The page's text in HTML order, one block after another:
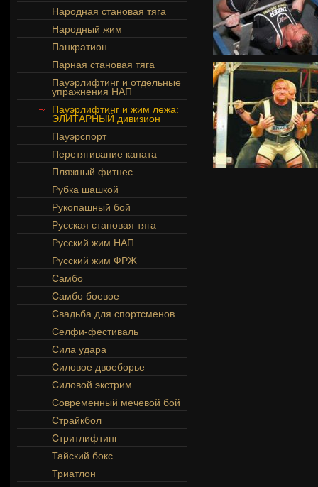
Народная становая тяга
Народный жим
Панкратион
Парная становая тяга
Пауэрлифтинг и отдельные
упражнения НАП
Пауэрлифтинг и жим лежа:
ЭЛИТАРНЫЙ дивизион
Пауэрспорт
Перетягивание каната
Пляжный фитнес
Рубка шашкой
Рукопашный бой
Русская становая тяга
Русский жим НАП
Русский жим ФРЖ
Самбо
Самбо боевое
Свадьба для спортсменов
Селфи-фестиваль
Сила удара
Силовое двоеборье
Силовой экстрим
Современный мечевой бой
Страйкбол
Стритлифтинг
Тайский бокс
Триатлон